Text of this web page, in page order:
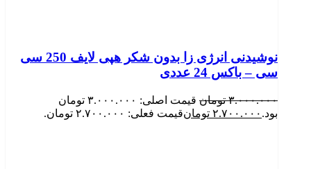
نوشیدنی انرژی زا بدون شکر هپی لایف 250 سی
سی – باکس 24 عددی
۳.۰۰۰.۰۰۰ تومان
قیمت اصلی: ۳.۰۰۰.۰۰۰ تومان
بود. ۲.۷۰۰.۰۰۰ تومانقیمت فعلی: ۲.۷۰۰.۰۰۰ تومان.